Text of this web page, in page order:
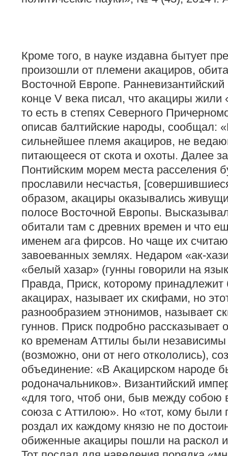
Кроме того, в науке издавна бытует
произошли от племени акациров,
Восточной Европе.
конце V века писал, что акациры
то есть в степях Северного
описав балтийские народы, сообщал:
сильнейшее племя акациров, не
питающееся от скота и охоты. Далее
Понтийским морем места расселения
прославили несчастья,
образом, акациры оказывались
полосе Восточной Европы.
обитали там с древних времен и что
именем ага фирсов. Но чаще их
завоеванных землях. Недаром «ак-
«белый хазар» (гунны говорили на
Правда, Приск, которому
акацирах, называет их скифами, но
разнообразием этнонимов, называет
гуннов. Приск подробно рассказывает
ко временам Аттилы были независимы
(возможно, они от него откололись),
объединение: «В Акацирском народе
родоначальников». Византийский
«для того, чтоб они, быв между собою
союза с Аттилою». Но «тот, кому были
роздал их каждому князю не по
обиженные акациры пошли на раскол